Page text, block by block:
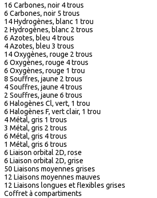
16 Carbones, noir 4 trous
6 Carbones, noir 5 trous
14 Hydrogènes, blanc 1 trou
2 Hydrogènes, blanc 2 trous
6 Azotes, bleu 4 trous
4 Azotes, bleu 3 trous
14 Oxygènes, rouge 2 trous
6 Oxygènes, rouge 4 trous
6 Oxygènes, rouge 1 trou
8 Souffres, jaune 2 trous
4 Souffres, jaune 4 trous
2 Souffres, jaune 6 trous
6 Halogènes Cl, vert, 1 trou
6 Halogènes F, vert clair, 1 trou
4 Métal, gris 1 trous
3 Métal, gris 2 trous
6 Métal, gris 4 trous
1 Métal, gris 6 trous
6 Liaison orbital 2D, rose
6 Liaison orbital 2D, grise
50 Liaisons moyennes grises
12 Liaisons moyennes mauves
12 Liaisons longues et flexibles grises
Coffret à compartiments